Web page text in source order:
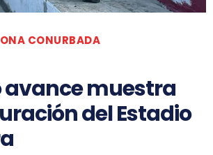
CONURBADA
avance muestra
del Estadio